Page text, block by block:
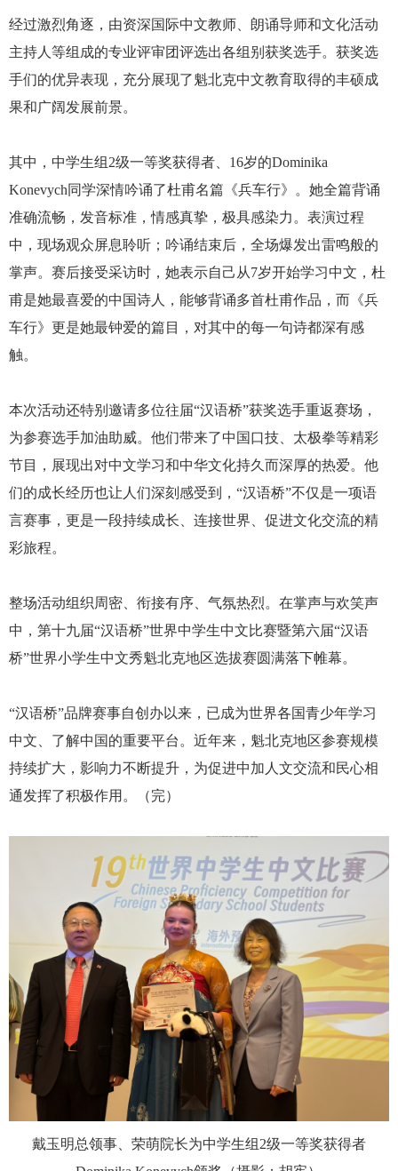
经过激烈角逐，由资深国际中文教师、朗诵导师和文化活动
主持人等组成的专业评审团评选出各组别获奖选手。获奖选
手们的优异表现，充分展现了魁北克中文教育取得的丰硕成
果和广阔发展前景。
其中，中学生组2级一等奖获得者、16岁的Dominika
Konevych同学深情吟诵了杜甫名篇《兵车行》。她全篇背诵
准确流畅，发音标准，情感真挚，极具感染力。表演过程
中，现场观众屏息聆听；吟诵结束后，全场爆发出雷鸣般的
掌声。赛后接受采访时，她表示自己从7岁开始学习中文，杜
甫是她最喜爱的中国诗人，能够背诵多首杜甫作品，而《兵
车行》更是她最钟爱的篇目，对其中的每一句诗都深有感
触。
本次活动还特别邀请多位往届“汉语桥”获奖选手重返赛场，
为参赛选手加油助威。他们带来了中国口技、太极拳等精彩
节目，展现出对中文学习和中华文化持久而深厚的热爱。他
们的成长经历也让人们深刻感受到，“汉语桥”不仅是一项语
言赛事，更是一段持续成长、连接世界、促进文化交流的精
彩旅程。
整场活动组织周密、衔接有序、气氛热烈。在掌声与欢笑声
中，第十九届“汉语桥”世界中学生中文比赛暨第六届“汉语
桥”世界小学生中文秀魁北克地区选拔赛圆满落下帷幕。
“汉语桥”品牌赛事自创办以来，已成为世界各国青少年学习
中文、了解中国的重要平台。近年来，魁北克地区参赛规模
持续扩大，影响力不断提升，为促进中加人文交流和民心相
通发挥了积极作用。（完）
戴玉明总领事、荣萌院长为中学生组2级一等奖获得者